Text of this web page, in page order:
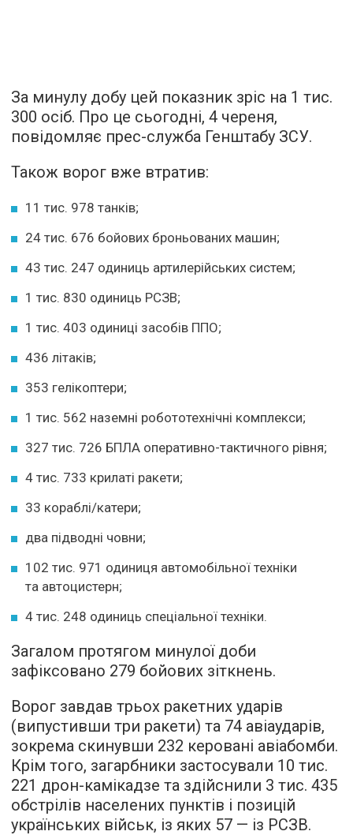
За минулу добу цей показник зріс на 1 тис.
300 осіб. Про це сьогодні, 4 череня,
повідомляє прес-служба Генштабу ЗСУ.
Також ворог вже втратив:
11 тис. 978 танків;
24 тис. 676 бойових броньованих машин;
43 тис. 247 одиниць артилерійських систем;
1 тис. 830 одиниць РСЗВ;
1 тис. 403 одиниці засобів ППО;
436 літаків;
353 гелікоптери;
1 тис. 562 наземні робототехнічні комплекси;
327 тис. 726 БПЛА оперативно-тактичного рівня;
4 тис. 733 крилаті ракети;
33 кораблі/катери;
два підводні човни;
102 тис. 971 одиниця автомобільної техніки
та автоцистерн;
4 тис. 248 одиниць спеціальної техніки.
Загалом протягом минулої доби
зафіксовано 279 бойових зіткнень.
Ворог завдав трьох ракетних ударів
(випустивши три ракети) та 74 авіаударів,
зокрема скинувши 232 керовані авіабомби.
Крім того, загарбники застосували 10 тис.
221 дрон-камікадзе та здійснили 3 тис. 435
обстрілів населених пунктів і позицій
українських військ, із яких 57 — із РСЗВ.